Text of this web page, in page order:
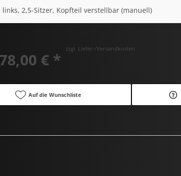
links, 2,5-Sitzer, Kopfteil verstellbar (manuell)
€ *
zzgl. Liefer-/Versandkosten
Auf die Wunschliste